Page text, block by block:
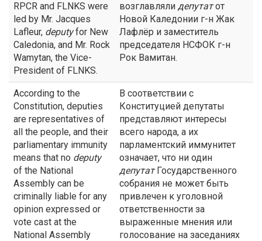
RPCR and FLNKS were
led by Mr. Jacques
Lafleur, deputyfor New
Caledonia, and Mr. Rock
Wamytan, the Vice-
President of FLNKS.
возглавляли депутатот
Новой Каледонии г-н Жак
Лафлёр и заместитель
председателя НСФОК г-н
Рок Вамитан.
According to the
Constitution, deputies
are representatives of
all the people, and their
parliamentary immunity
means that no deputy
of the National
Assembly can be
criminally liable for any
opinion expressed or
vote cast at the
National Assembly
В соответствии с
Конституцией депутаты
представляют интересы
всего народа, а их
парламентский иммунитет
означает, что ни один
депутатГосударственного
собрания не может быть
привлечен к уголовной
ответственности за
выраженные мнения или
голосование на заседаниях